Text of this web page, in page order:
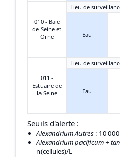
010 - Baie
de Seine et
Orne
Lieu de
Eau
011 -
Estuaire de
la Seine
Lieu de
Eau
Seuils d'alerte :
Alexandrium Autres : 10
Alexandrium pacificum +
n(cellules)/L